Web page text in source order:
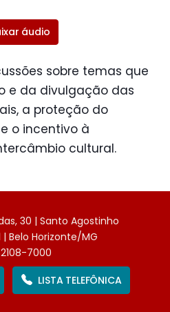
áudio
sobre temas que
e da divulgação das
a proteção do
o incentivo à
cultural.
30 | Santo Agostinho
| Belo Horizonte/MG
7000
LISTA TELEFÔNICA